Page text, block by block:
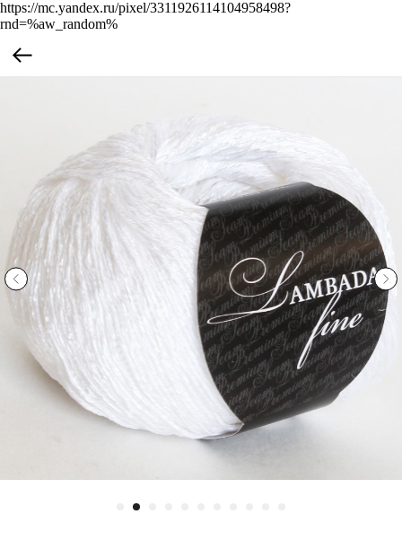
https://mc.yandex.ru/pixel/3311926114104958498?
rnd=%aw_random%